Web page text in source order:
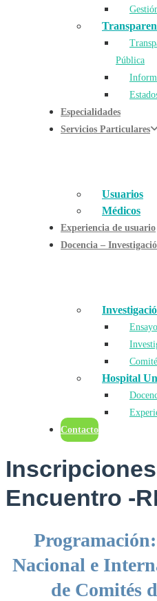
Pública
Especialidades
Servicios Particulares
Usuarios
Médicos
Experiencia de usuario
Docencia –
Hospital
Contacto
Encuentro -
Nacional e
de Comités